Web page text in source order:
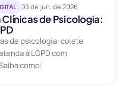
03 de jun. de 2026
de Psicologia:
de psicologia: colete
à LGPD com
como!